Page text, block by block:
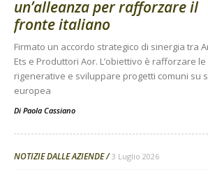
un’alleanza per rafforzare il
fronte italiano
Firmato un accordo strategico di sinergia tra
Ets e Produttori Aor. L’obiettivo è rafforzare
rigenerative e sviluppare progetti comuni su
europea
Di Paola Cassiano
NOTIZIE DALLE AZIENDE 3 Luglio 2026